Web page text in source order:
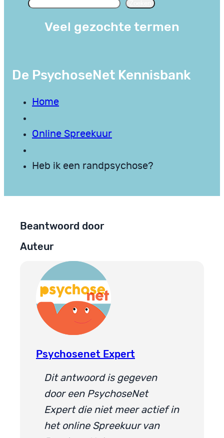
Veel gezochte termen
De PsychoseNet Kennisbank
Home
Online Spreekuur
Heb ik een randpsychose?
Beantwoord door
Auteur
Psychosenet Expert
Dit antwoord is gegeven
door een PsychoseNet
Expert die niet meer actief in
het online Spreekuur van